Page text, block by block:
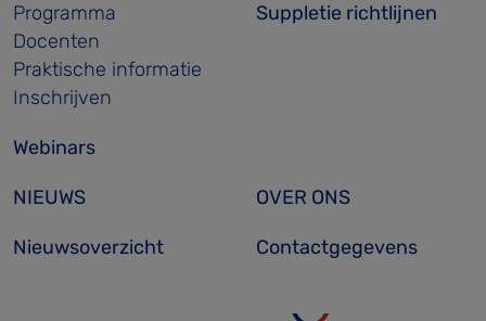
Programma
Docenten
Praktische informatie
Inschrijven
Webinars
Suppletie richtlijnen
NIEUWS
Nieuwsoverzicht
OVER ONS
Contactgegevens